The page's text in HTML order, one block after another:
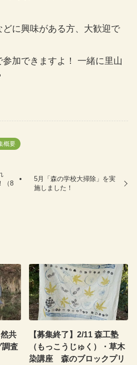
どに興味がある方、大歓迎で
加できますよ！ 一緒に里山
概要
（8
5月「森の学校大掃除」を実
施しました！
共
調査
【募集終了】2/11 森工塾
（もっこうじゅく）・草木
染講座 森のブロックプリ